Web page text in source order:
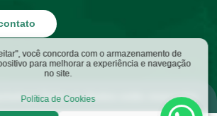
você concorda com o armazenamento de
para melhorar a experiência e navegação
no site.
Política de Cookies
| Todos os direitos estão reservados.